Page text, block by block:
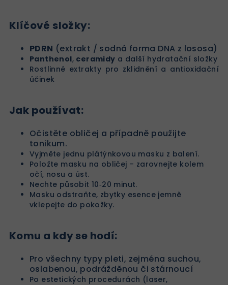
Klíčové složky:
PDRN (extrakt / sodná forma DNA z lososa)
Panthenol, ceramidy a další hydratační složky
Rostlinné extrakty pro zklidnění a antioxidační
účinek
Jak používat:
Očistěte obličej a případně použijte
tonikum.
Vyjměte jednu plátýnkovou masku z balení.
Položte masku na obličej – zarovnejte kolem
očí, nosu a úst.
Nechte působit 10‑20 minut.
Masku odstraňte, zbytky esence jemně
vklepejte do pokožky.
Komu a kdy se hodí:
Pro všechny typy pleti, zejména suchou,
oslabenou, podrážděnou či stárnoucí
Po estetických procedurách (laser,